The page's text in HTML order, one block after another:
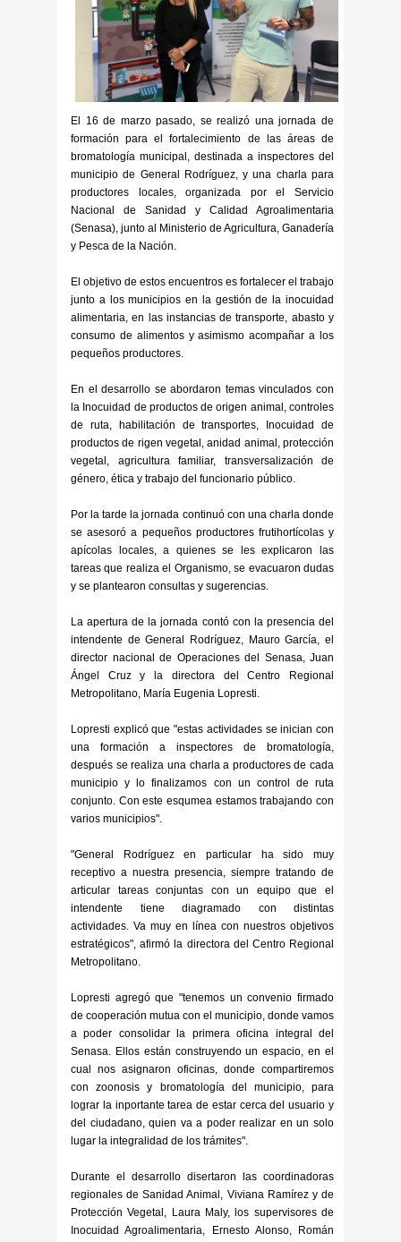
El 16 de marzo pasado, se realizó una jornada de
formación para el fortalecimiento de las áreas de
bromatología municipal, destinada a inspectores del
municipio de General Rodríguez, y una charla para
productores locales, organizada por el Servicio
Nacional de Sanidad y Calidad Agroalimentaria
(Senasa), junto al Ministerio de Agricultura, Ganadería
y Pesca de la Nación.
El objetivo de estos encuentros es fortalecer el trabajo
junto a los municipios en la gestión de la inocuidad
alimentaria, en las instancias de transporte, abasto y
consumo de alimentos y asimismo acompañar a los
pequeños productores.
En el desarrollo se abordaron temas vinculados con
la Inocuidad de productos de origen animal, controles
de ruta, habilitación de transportes, Inocuidad de
productos de rigen vegetal, anidad animal, protección
vegetal, agricultura familiar, transversalización de
género, ética y trabajo del funcionario público.
Por la tarde la jornada continuó con una charla donde
se asesoró a pequeños productores frutihortícolas y
apícolas locales, a quienes se les explicaron las
tareas que realiza el Organismo, se evacuaron dudas
y se plantearon consultas y sugerencias.
La apertura de la jornada contó con la presencia del
intendente de General Rodríguez, Mauro García, el
director nacional de Operaciones del Senasa, Juan
Ángel Cruz y la directora del Centro Regional
Metropolitano, María Eugenia Lopresti.
Lopresti explicó que "estas actividades se inician con
una formación a inspectores de bromatología,
después se realiza una charla a productores de cada
municipio y lo finalizamos con un control de ruta
conjunto. Con este esqumea estamos trabajando con
varios municipios".
"General Rodríguez en particular ha sido muy
receptivo a nuestra presencia, siempre tratando de
articular tareas conjuntas con un equipo que el
intendente tiene diagramado con distintas
actividades. Va muy en línea con nuestros objetivos
estratégicos", afirmó la directora del Centro Regional
Metropolitano.
Lopresti agregó que "tenemos un convenio firmado
de cooperación mutua con el municipio, donde vamos
a poder consolidar la primera oficina integral del
Senasa. Ellos están construyendo un espacio, en el
cual nos asignaron oficinas, donde compartiremos
con zoonosis y bromatología del municipio, para
lograr la inportante tarea de estar cerca del usuario y
del ciudadano, quien va a poder realizar en un solo
lugar la integralidad de los trámites".
Durante el desarrollo disertaron las coordinadoras
regionales de Sanidad Animal, Viviana Ramírez y de
Protección Vegetal, Laura Maly, los supervisores de
Inocuidad Agroalimentaria, Ernesto Alonso, Román